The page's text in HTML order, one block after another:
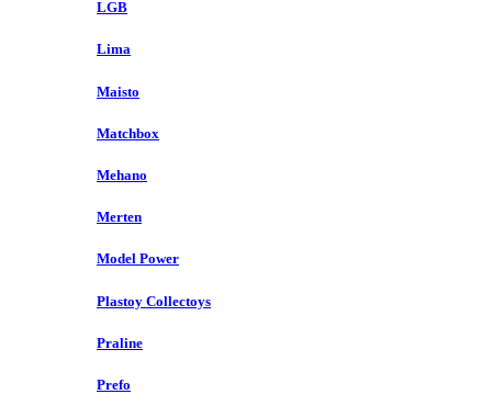
LGB
Lima
Maisto
Matchbox
Mehano
Merten
Model Power
Plastoy Collectoys
Praline
Prefo